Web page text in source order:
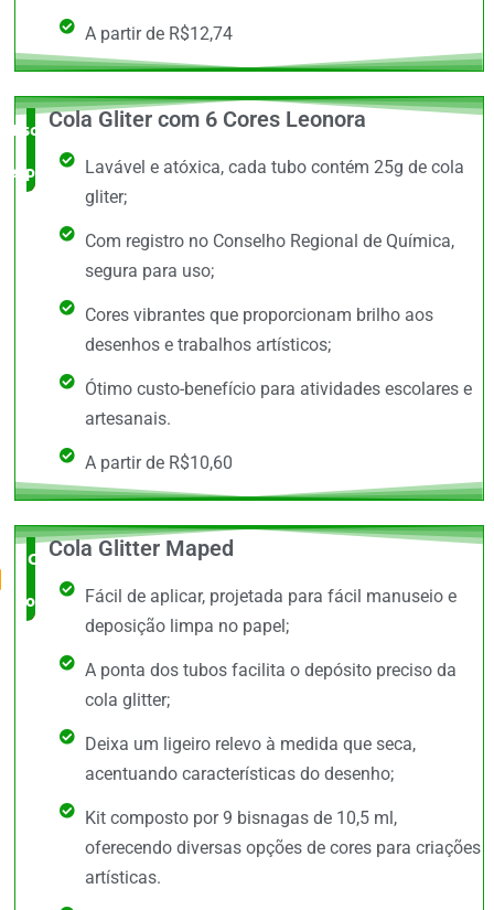
A partir de R$12,74
Escolha do
especialista
Cola Gliter com 6 Cores Leonora
Lavável e atóxica, cada tubo contém 25g de cola
gliter;
Com registro no Conselho Regional de Química,
segura para uso;
Cores vibrantes que proporcionam brilho aos
desenhos e trabalhos artísticos;
Ótimo custo-benefício para atividades escolares e
artesanais.
A partir de R$10,60
O Mais
completo
Cola Glitter Maped
Fácil de aplicar, projetada para fácil manuseio e
deposição limpa no papel;
A ponta dos tubos facilita o depósito preciso da
cola glitter;
Deixa um ligeiro relevo à medida que seca,
acentuando características do desenho;
Kit composto por 9 bisnagas de 10,5 ml,
oferecendo diversas opções de cores para criações
artísticas.